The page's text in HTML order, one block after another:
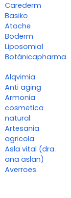
Carederm
Basiko
Atache
Boderm
Liposomial
Botánicapharma
Alqvimia
Anti aging
Armonia
cosmetica
natural
Artesania
agricola
Asla vital (dra.
ana aslan)
Averroes